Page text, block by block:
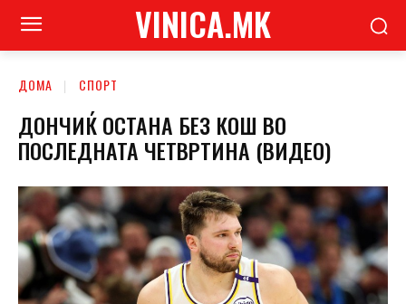
VINICA.MK
ДОМА СПОРТ
ДОНЧИЌ ОСТАНА БЕЗ КОШ ВО
ПОСЛЕДНАТА ЧЕТВРТИНА (ВИДЕО)